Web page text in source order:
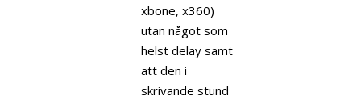
xbone, x360)
utan något som
helst delay samt
att den i
skrivande stund